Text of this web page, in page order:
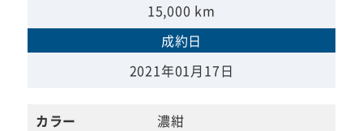
15,000 km
成約日
2021年01月17日
カラー
濃紺